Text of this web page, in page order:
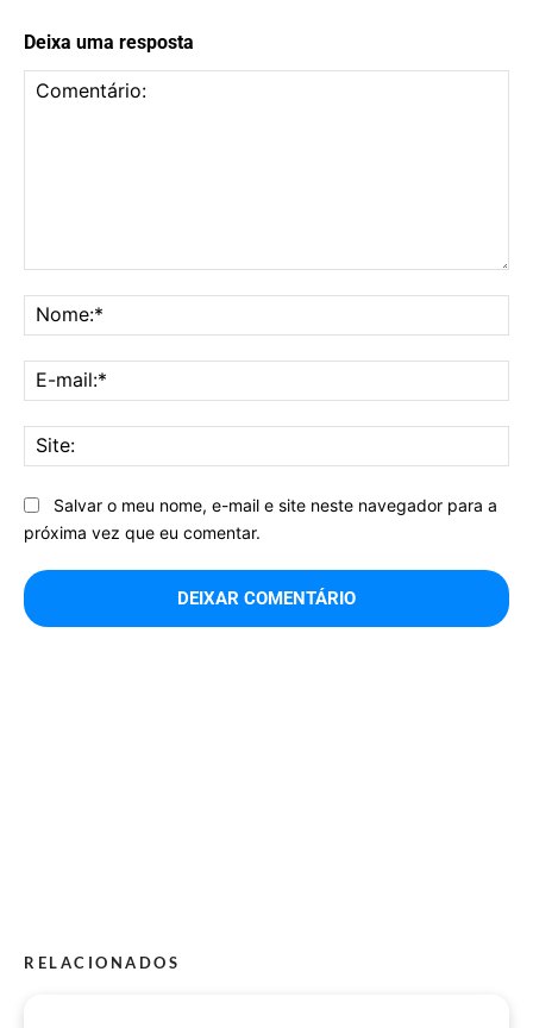
Deixa uma resposta
Salvar o meu nome, e-mail e site neste navegador para a
próxima vez que eu comentar.
RELACIONADOS